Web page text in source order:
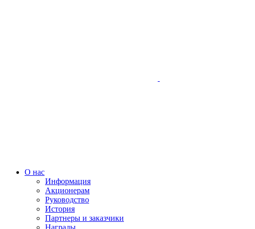
О нас
Информация
Акционерам
Руководство
История
Партнеры и заказчики
Награды